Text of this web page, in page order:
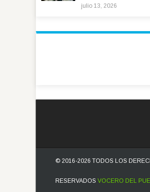
julio 13, 2026
© 2016-2026 TODOS LOS
RESERVADOS VOCERO DEL